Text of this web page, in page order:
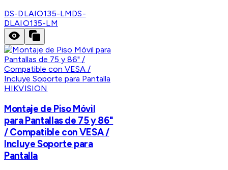
DS-DLAIO135-LMDS-
DLAIO135-LM
HIKVISION
Montaje de Piso Móvil
para Pantallas de 75 y 86"
/ Compatible con VESA /
Incluye Soporte para
Pantalla